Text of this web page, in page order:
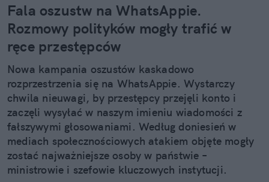
Fala oszustw na WhatsAppie.
Rozmowy polityków mogły trafić w
ręce przestępców
Nowa kampania oszustów kaskadowo
rozprzestrzenia się na WhatsAppie. Wystarczy
chwila nieuwagi, by przestępcy przejęli konto i
zaczęli wysyłać w naszym imieniu wiadomości z
fałszywymi głosowaniami. Według doniesień w
mediach społecznościowych atakiem objęte mogły
zostać najważniejsze osoby w państwie –
ministrowie i szefowie kluczowych instytucji.